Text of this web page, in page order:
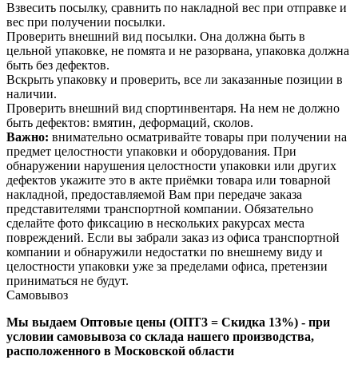
Взвесить посылку, сравнить по накладной вес при отправке и
вес при получении посылки.
Проверить внешний вид посылки. Она должна быть в
цельной упаковке, не помята и не разорвана, упаковка должна
быть без дефектов.
Вскрыть упаковку и проверить, все ли заказанные позиции в
наличии.
Проверить внешний вид спортинвентаря. На нем не должно
быть дефектов: вмятин, деформаций, сколов.
Важно: внимательно осматривайте товары при получении на
предмет целостности упаковки и оборудования. При
обнаружении нарушения целостности упаковки или других
дефектов укажите это в акте приёмки товара или товарной
накладной, предоставляемой Вам при передаче заказа
представителями транспортной компании. Обязательно
сделайте фото фиксацию в нескольких ракурсах места
повреждений. Если вы забрали заказ из офиса транспортной
компании и обнаружили недостатки по внешнему виду и
целостности упаковки уже за пределами офиса, претензии
приниматься не будут.
Самовывоз
Мы выдаем Оптовые цены (ОПТ3 = Скидка 13%) - при
условии самовывоза со склада нашего производства,
расположенного в Московской области